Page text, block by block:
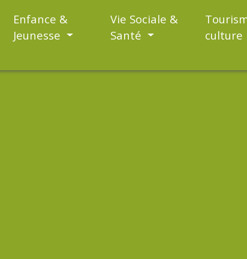
Enfance &
Jeunesse
Vie Sociale &
Santé
culture